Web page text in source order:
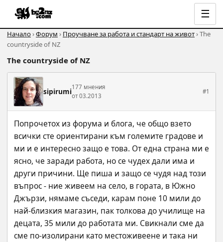
☰
Начало›Форум › Проучване за работа и стандарт на живот› The
countryside of NZ
The countryside of NZ
sipirumi177 мнения
от 03.2013
#1
Попрочетох из форума и блога, че общо взето
всички сте ориентирани към големите градове и
ми и е интересно защо е това. От една страна ми е
ясно, че заради работа, но се чудех дали има и
други причини. Ще пиша и защо се чудя над този
въпрос - ние живеем на село, в гората, в Южно
Джързи, нямаме съседи, карам поне 10 мили до
най-близкия магазин, пак толкова до училище на
децата, 35 мили до работата ми. Свикнали сме да
сме по-изолирани като местоживеене и така ни